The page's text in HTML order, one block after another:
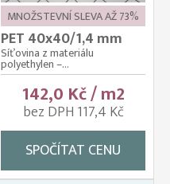
MNOŽSTEVNÍ SLEVA AŽ 73%
PET 40x40/1,4 mm
Síťovina z materiálu
polyethylen –...
142,0 Kč / m2
bez DPH 117,4 Kč
SPOČÍTAT CENU